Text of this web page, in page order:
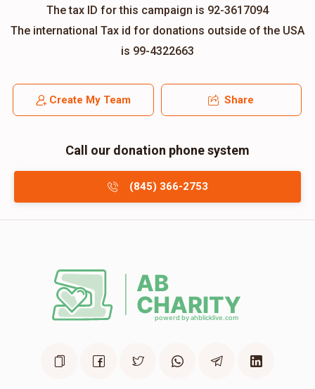
The tax ID for this campaign is 92-3617094
The international Tax id for donations outside of the USA
is 99-4322663
Create My Team Share
Call our donation phone system
(845) 366-2753